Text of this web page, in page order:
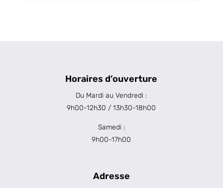
Horaires d’ouverture
Du Mardi au Vendredi :
9h00-12h30 / 13h30-18h00
Samedi :
9h00-17h00
Adresse